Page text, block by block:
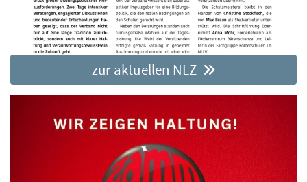
zur aktuellen NLZ